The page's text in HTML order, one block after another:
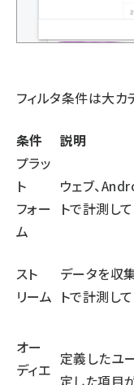
フィルタ条件は大カ
条件
説明
プラッ
ト
フォー
ム
ウェブ、
トで計測し
スト
リーム
データを収
トで計測し
オー
ディエ
定義したユ
定した項目